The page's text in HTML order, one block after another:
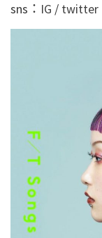
sns： IG / twitter